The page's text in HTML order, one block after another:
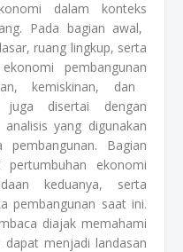
dalam
konteks
. Pada bagian awal,
, ruang lingkup, serta
ekonomi
pembangunan
, kemiskinan, dan
juga disertai
dengan
analisis yang digunakan
pembangunan. Bagian
pertumbuhan
ekonomi
keduanya, serta
pembangunan saat ini.
diajak memahami
dapat menjadi landasan